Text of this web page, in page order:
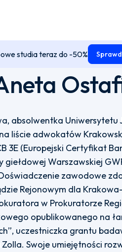
studia teraz do -50%
absolwentka
liście adwokatów
3E (Europejski Certyfikat
giełdowej Warszawskiej
zawodowe
Rejonowym dla
w Prokuratorze
opublikowanego na
uczestniczka grantu
Swoje umiejętności